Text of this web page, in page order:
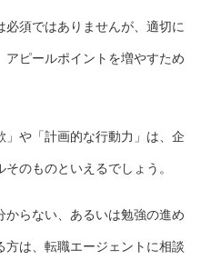
須ではありませんが、適切に
ピールポイントを増やすため
や「計画的な行動力」は、企
のものといえるでしょう。
からない、あるいは勉強の進め
は、転職エージェントに相談